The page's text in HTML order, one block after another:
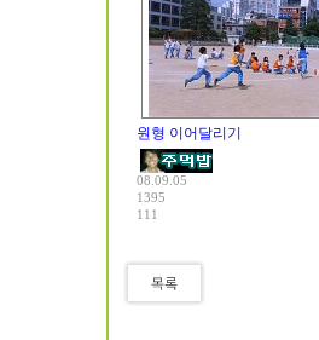
원형 이어달리기
08.09.05
1395
111